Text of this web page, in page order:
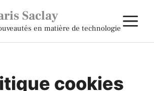
Saclay
en matière de technologie
cookies